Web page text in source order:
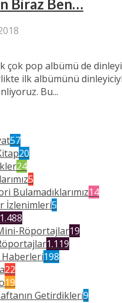
Biraz Ben…
çok pop albümü de
ilk albümünü
Bu...
57
20
24
5
Bulamadıklarımız14
İzlenimleri5
1.488
Röportajlar19
1.119
198
22
19
Getirdikleri9